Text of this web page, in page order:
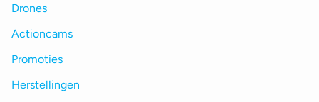
Drones
Actioncams
Promoties
Herstellingen